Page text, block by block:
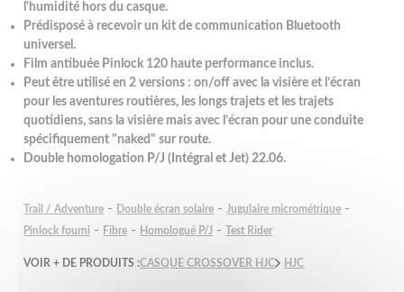
l'humidité hors du casque.
Prédisposé à recevoir un kit de communication Bluetooth
universel.
Film antibuée Pinlock 120 haute performance inclus.
Peut être utilisé en 2 versions : on/off avec la visière et l’écran
pour les aventures routières, les longs trajets et les trajets
quotidiens, sans la visière mais avec l’écran pour une conduite
spécifiquement "naked" sur route.
Double homologation P/J (Intégral et Jet) 22.06.
Trail / Adventure - Double écran solaire - Jugulaire micrométrique -
Pinlock fourni - Fibre - Homologué P/J - Test Rider
VOIR + DE PRODUITS :CASQUE CROSSOVER HJC HJC